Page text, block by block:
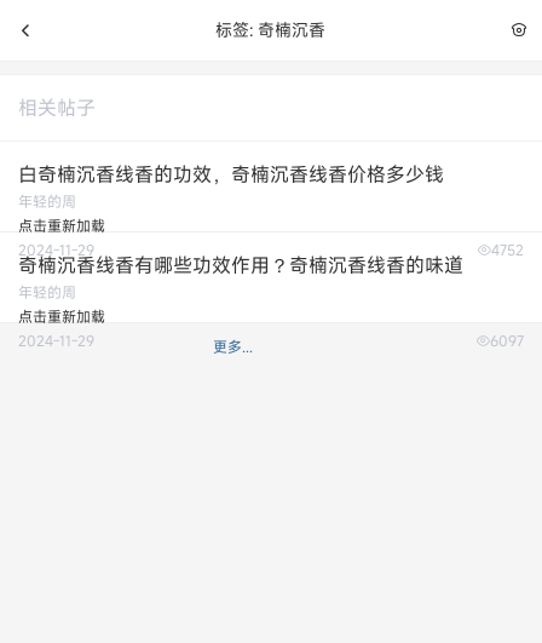
标签: 奇楠沉香
相关帖子
白奇楠沉香线香的功效，奇楠沉香线香价格多少钱
年轻的周
点击重新加载
2024-11-29
4752
奇楠沉香线香有哪些功效作用？奇楠沉香线香的味道
年轻的周
点击重新加载
2024-11-29
6097
更多...